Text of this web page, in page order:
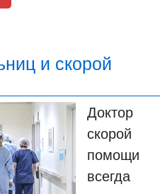
и скорой
Доктор
скорой
помощи
всегда